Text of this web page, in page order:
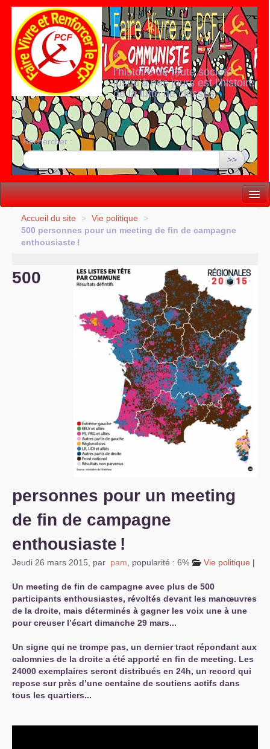
«
l’histoire de toute société
jusqu’à nos jours est l’histoire
de la lutte de classes
»
Rechercher :
>>
Vie politique
Lutter, Unir...
Accueil du site > Vie politique
>
500 personnes pour un meeting de fin de campagne
enthousiaste !
500
personnes pour un meeting
de fin de campagne
enthousiaste !
Jeudi 26 mars 2015 par pam popularité : 6% Vie politique |
Un meeting de fin de campagne avec plus de 500
participants enthousiastes, révoltés devant les manœuvres
de la droite, mais déterminés à gagner les voix une à une
pour creuser l’écart dimanche 29 mars...
Un signe qui ne trompe pas, un dernier tract répondant aux
calomnies de la droite a été apporté en fin de meeting. Les
24000 exemplaires seront distribués en 24h, un record qui
repose sur près d’une centaine de soutiens actifs dans
tous les quartiers...